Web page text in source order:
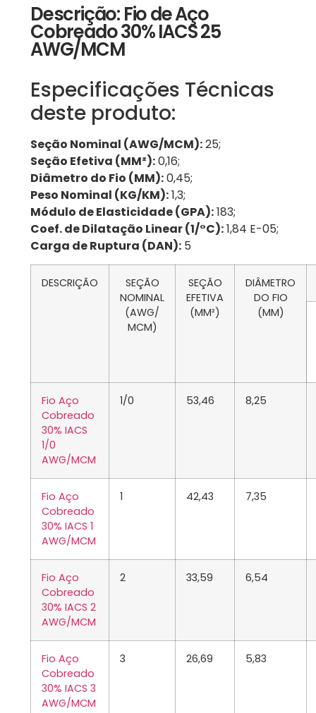
Descrição: Fio de Aço
Cobreado 30% IACS 25
AWG/MCM
Especificações Técnicas
deste produto:
Seção Nominal (AWG/MCM):25;
Seção Efetiva (MM²):0,16;
Diâmetro do Fio (MM):0,45;
Peso Nominal (KG/KM):1,3;
Módulo de Elasticidade (GPA):183;
Coef. de Dilatação Linear (1/°C):1,84 E-05;
Carga de Ruptura (DAN): 5
DESCRIÇÃO
SEÇÃO
NOMINAL
(AWG/
MCM)
SEÇÃO
EFETIVA
(MM²)
DIÂMETRO
DO FIO
(MM)
Fio Aço
Cobreado
30% IACS
1/0
AWG/MCM
1/0 53,46 8,25
Fio Aço
Cobreado
30% IACS 1
AWG/MCM
1 42,43 7,35
Fio Aço
Cobreado
30% IACS 2
AWG/MCM
2 33,59 6,54
Fio Aço
Cobreado
30% IACS 3
AWG/MCM
3 26,69 5,83